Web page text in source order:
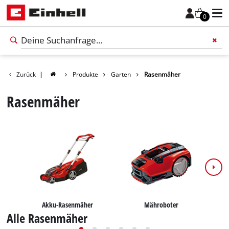
0
Zurück | Produkte Garten Rasenmäher
Rasenmäher
Akku-Rasenmäher Mähroboter
Alle Rasenmäher